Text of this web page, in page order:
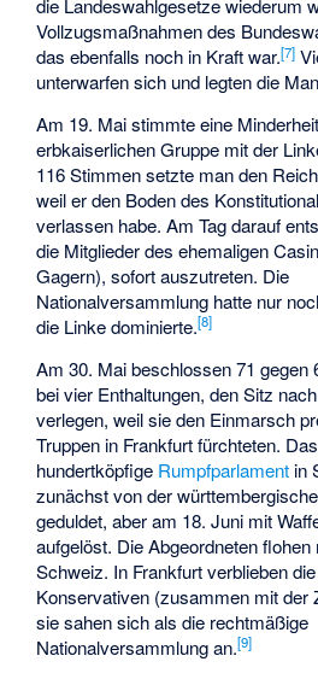
die Landeswahlgesetze wiederum
Vollzugsmaßnahmen des
das ebenfalls noch in Kraft war.[7]
unterwarfen sich und legten die
Am 19. Mai stimmte eine
erbkaiserlichen Gruppe mit der
116 Stimmen setzte man den
weil er den Boden des
verlassen habe. Am Tag darauf
die Mitglieder des ehemaligen
Gagern), sofort auszutreten. Die
Nationalversammlung hatte nur
die Linke dominierte.[8]
Am 30. Mai beschlossen 71 gegen
bei vier Enthaltungen, den Sitz
verlegen, weil sie den Einmarsch
Truppen in Frankfurt fürchteten.
hundertköpfige Rumpfparlament in
zunächst von der
geduldet, aber am 18. Juni mit
aufgelöst. Die Abgeordneten flohen
Schweiz. In Frankfurt verblieben
Konservativen (zusammen mit der
sie sahen sich als die rechtmäßige
Nationalversammlung an.[9]